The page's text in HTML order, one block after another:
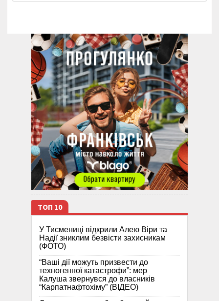
ТОП 10
У Тисмениці відкрили Алею Віри та
Надії зниклим безвісти захисникам
(ФОТО)
“Ваші дії можуть призвести до
техногенної катастрофи”: мер
Калуша звернувся до власників
“Карпатнафтохіму” (ВІДЕО)